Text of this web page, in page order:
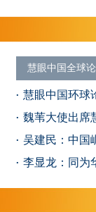
慧眼中国全球
慧眼中国环球
魏苇大使出席
吴建民：中国
李显龙：同为